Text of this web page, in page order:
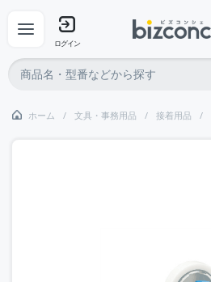
ログイン
ホーム 文具・事務用品 接着用品